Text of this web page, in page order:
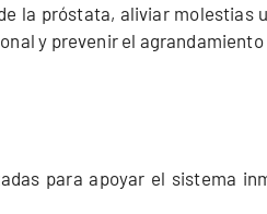
la próstata, aliviar
y prevenir el
para apoyar el sistema